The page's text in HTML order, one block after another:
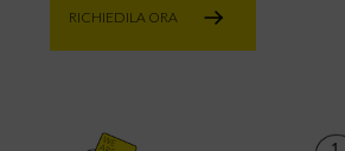
RICHIEDILA ORA